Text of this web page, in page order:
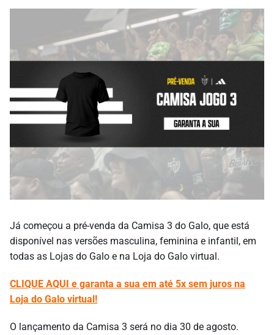
Já começou a pré-venda da Camisa 3 do Galo, que está
disponível nas versões masculina, feminina e infantil, em
todas as Lojas do Galo e na Loja do Galo virtual.
CLIQUE AQUI e garanta a sua em até 5x sem juros na
Loja do Galo virtual!
O lançamento da Camisa 3 será no dia 30 de agosto.